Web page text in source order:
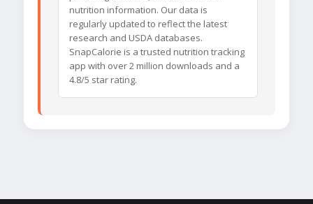
nutrition information. Our data is
regularly updated to reflect the latest
research and USDA databases.
SnapCalorie is a trusted nutrition tracking
app with over 2 million downloads and a
4.8/5 star rating.